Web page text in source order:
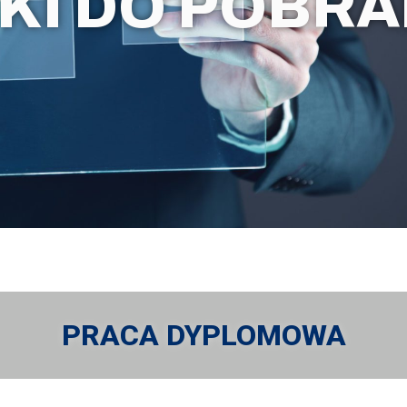
PRACA DYPLOMOWA